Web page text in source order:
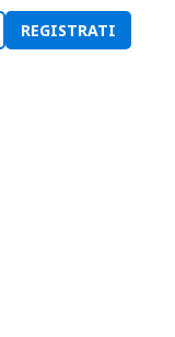
REGISTRATI